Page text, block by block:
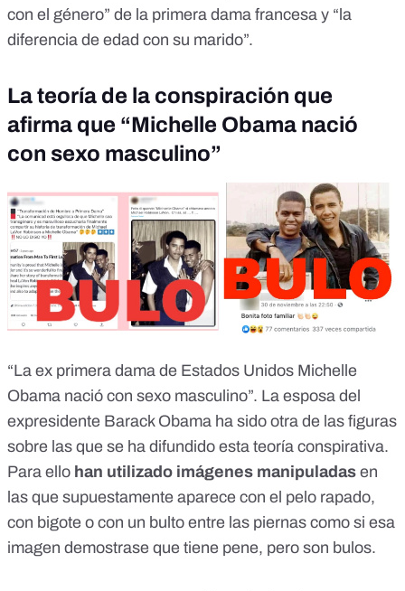
con el género” de la primera dama francesa y “la
diferencia de edad con su marido”.
La teoría de la conspiración que
afirma que “Michelle Obama nació
con sexo masculino”
“La ex primera dama de Estados Unidos Michelle
Obama nació con sexo masculino”. La esposa del
expresidente Barack Obama ha sido otra de las figuras
sobre las que se ha difundido esta teoría conspirativa.
Para ello han utilizado imágenes manipuladas en
las que supuestamente aparece con el pelo rapado,
con bigote o con un bulto entre las piernas como si esa
imagen demostrase que tiene pene, pero son bulos.